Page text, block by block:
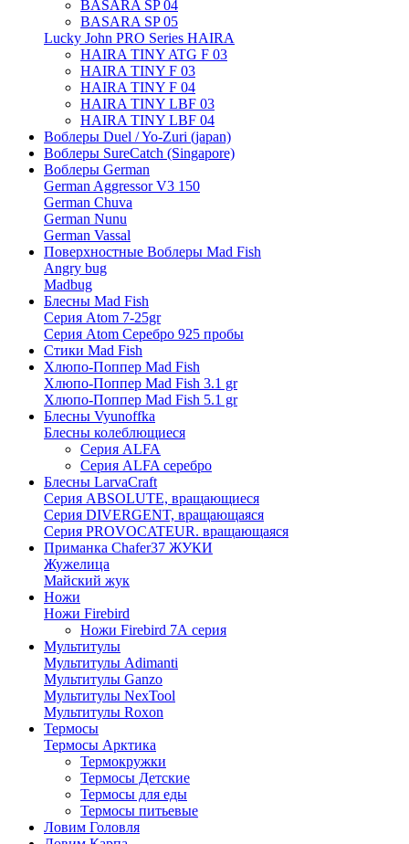
BASARA SP 04
BASARA SP 05
Lucky John PRO Series HAIRA
HAIRA TINY ATG F 03
HAIRA TINY F 03
HAIRA TINY F 04
HAIRA TINY LBF 03
HAIRA TINY LBF 04
Воблеры Duel / Yo-Zuri (japan)
Воблеры SureCatch (Singapore)
Воблеры German
German Aggressor V3 150
German Chuva
German Nunu
German Vassal
Поверхностные Воблеры Mad Fish
Angry bug
Madbug
Блесны Mad Fish
Серия Atom 7-25gr
Серия Atom Серебро 925 пробы
Стики Mad Fish
Хлюпо-Поппер Mad Fish
Хлюпо-Поппер Mad Fish 3.1 gr
Хлюпо-Поппер Mad Fish 5.1 gr
Блесны Vyunoffka
Блесны колеблющиеся
Серия ALFA
Серия ALFA серебро
Блесны LarvaCraft
Серия ABSOLUTE, вращающиеся
Серия DIVERGENT, вращающаяся
Серия PROVOCATEUR. вращающаяся
Приманка Chafer37 ЖУКИ
Жужелица
Майский жук
Ножи
Ножи Firebird
Ножи Firebird 7А серия
Мультитулы
Мультитулы Adimanti
Мультитулы Ganzo
Мультитулы NexTool
Мультитулы Roxon
Термосы
Термосы Арктика
Термокружки
Термосы Детские
Термосы для еды
Термосы питьевые
Ловим Головля